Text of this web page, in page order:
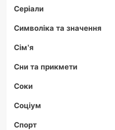
Серіали
Символіка та значення
Сім'я
Сни та прикмети
Соки
Соціум
Спорт